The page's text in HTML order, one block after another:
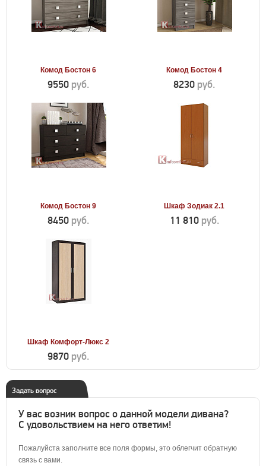
Комод Бостон 6
9550 руб.
Комод Бостон 4
8230 руб.
Комод Бостон 9
8450 руб.
Шкаф Зодиак 2.1
11 810 руб.
Шкаф Комфорт-Люкс 2
9870 руб.
Задать вопрос
У вас возник вопрос о данной модели дивана?
С удовольствием на него ответим!
Пожалуйста заполните все поля формы, это облегчит обратную
связь с вами.